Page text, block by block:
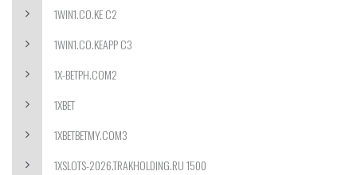
1WIN1.CO.KE C2
1WIN1.CO.KEAPP C3
1X-BETPH.COM2
1XBET
1XBETBETMY.COM3
1XSLOTS-2026.TRAKHOLDING.RU 1500